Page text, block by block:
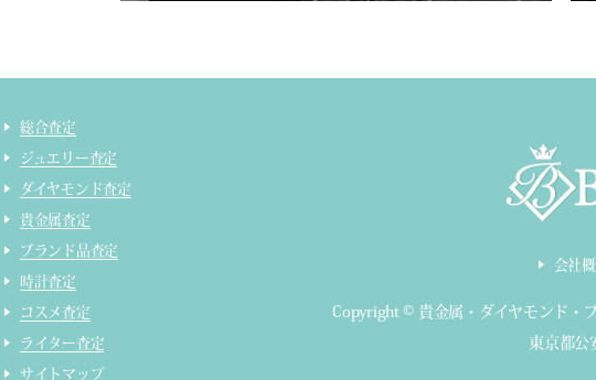
総合査定
ジュエリー査定
ダイヤモンド査定
貴金属査定
ブランド品査定
時計査定
コスメ査定
ライター査定
サイトマップ
会社
Copyright © 貴金属・ダイヤモンド・
東京都